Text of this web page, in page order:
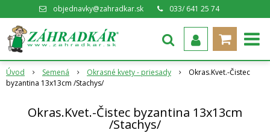
objednavky@zahradkar.sk 033/ 641 25 74
Úvod Semená Okrasné kvety - priesady
Okras.Kvet.-Čistec
byzantina 13x13cm /Stachys/
Okras.Kvet.-Čistec byzantina 13x13cm
/Stachys/